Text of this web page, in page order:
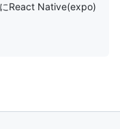
React Native(expo)